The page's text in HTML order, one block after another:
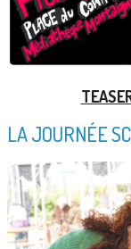
LA JOURNÉE